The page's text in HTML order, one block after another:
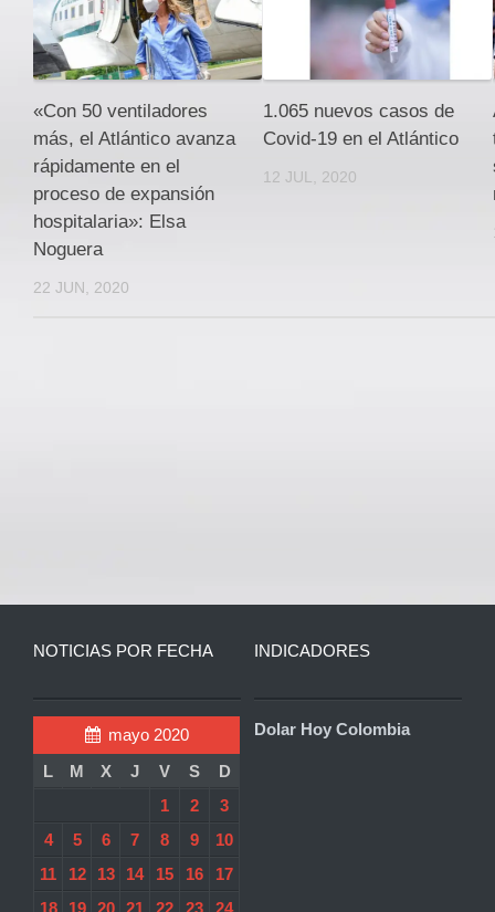
«Con 50 ventiladores
más, el Atlántico avanza
rápidamente en el
proceso de expansión
hospitalaria»: Elsa
Noguera
22 JUN, 2020
1.065 nuevos casos de
Covid-19 en el Atlántico
12 JUL, 2020
NOTICIAS POR FECHA
mayo 2020
L
M X J V S
D
1
2
3
4
5 6 7 8 9
10
11
12 13 14 15 16
17
INDICADORES
Dolar Hoy Colombia